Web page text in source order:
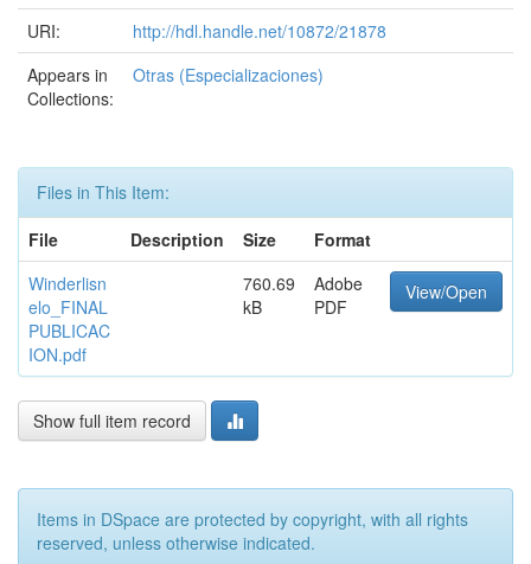
URI:
http://hdl.handle.net/10872/21878
Appears in
Collections:
Otras (Especializaciones)
Files in This Item:
File
Description Size
Format
Winderlisn
elo_FINAL
PUBLICAC
ION.pdf
760.69
kB
Adobe
PDF
View/Open
Show full item record
Items in DSpace are protected by copyright, with all rights
reserved, unless otherwise indicated.